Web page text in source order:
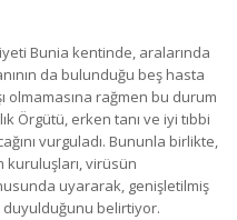
Bunia kentinde, aralarında
da bulunduğu beş hasta
olmamasına rağmen bu durum
Örgütü, erken tanı ve iyi tıbbi
vurguladı. Bununla birlikte,
kuruluşları, virüsün
uyararak, genişletilmiş
belirtiyor.